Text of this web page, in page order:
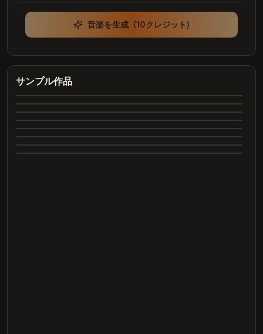
音楽を生成 (10クレジット)
サンプル作品
Heartbreak Souvenirs
4:12
3:42
Summer Dreams
3:28
Neon Nights
4:05
Echoes of Yesterday
4:00
Dance All Night
3:24
Whispering Trees
2:26
Marry Me
2:31